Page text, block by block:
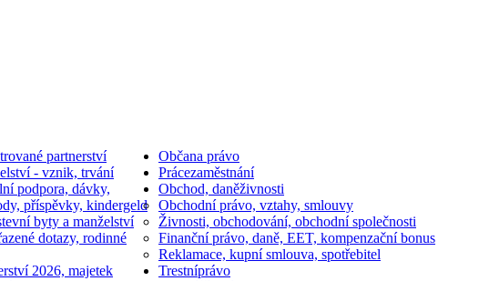
partnerství
- vznik, trvání
podpora, dávky,
příspěvky, kindergeld
byty a manželství
dotazy, rodinné
2026, majetek
Občana právo
Prácezaměstnání
Obchod, daněživnosti
Obchodní právo, vztahy, smlouvy
Živnosti, obchodování, obchodní společnosti
Finanční právo, daně, EET, kompenzační bonus
Reklamace, kupní smlouva, spotřebitel
Trestníprávo